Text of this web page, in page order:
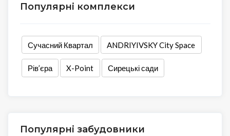
Популярні комплекси
Сучасний Квартал ANDRIYIVSKY City Space
Рів’єра X-Point Сирецькі сади
Популярні забудовники